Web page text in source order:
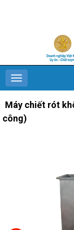
Máy chiết rót
công)